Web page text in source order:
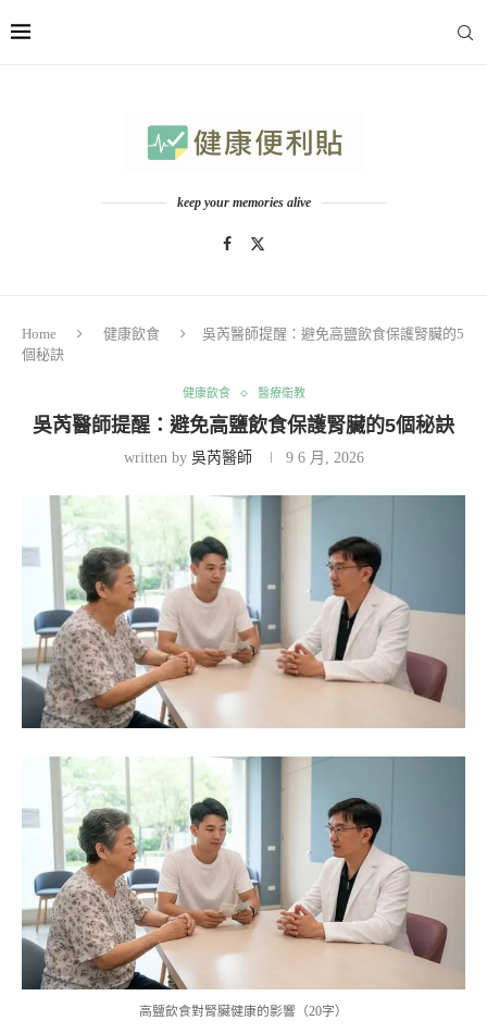
keep your memories alive
Home 健康飲食
吳芮醫師提醒：避免高鹽飲食保護腎臟的5
個秘訣
健康飲食 醫療衛教
吳芮醫師提醒：避免高鹽飲食保護腎臟的5個秘訣
written by 吳芮醫師 9 6 月, 2026
高鹽飲食對腎臟健康的影響（20字）